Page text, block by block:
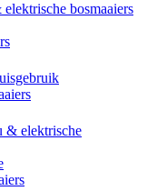
bosmaaiers
& elektrische